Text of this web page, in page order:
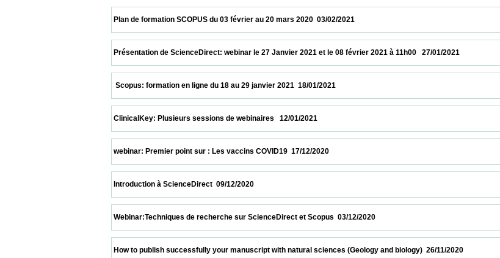
Plan de formation SCOPUS du 03 février au 20 mars 2020  03/02/2021
Présentation de ScienceDirect: webinar le 27 Janvier 2021 et le 08 février 2021 à 11h00   27/01/
Scopus: formation en ligne du 18 au 29 janvier 2021  18/01/2021
ClinicalKey: Plusieurs sessions de webinaires   12/01/2021
webinar: Premier point sur : Les vaccins COVID19  17/12/2020
Introduction à ScienceDirect  09/12/2020
Webinar:Techniques de recherche sur ScienceDirect et Scopus  03/12/2020
How to publish successfully your manuscript with natural sciences (Geology and biology)  26/11/